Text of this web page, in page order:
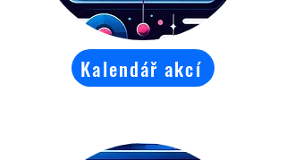
Kalendář akcí